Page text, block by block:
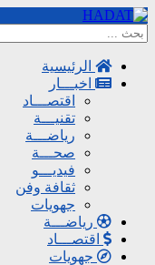
الرئيسية
اخبـــار
اقتصـــاد
تقنيـــة
رياضـــة
صحـــة
فيديـــو
ثقافة وفن
جهويات
رياضـــة
اقتصـــاد
جهويات